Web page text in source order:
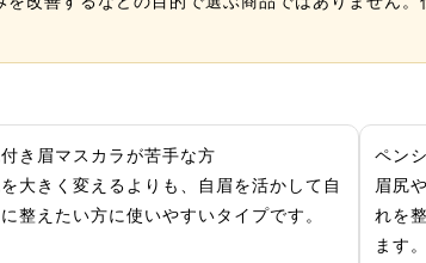
き眉マスカラが苦手な方
大きく変えるよりも、自眉を活かして自
整えたい方に使いやすいタイプです。
ペン
眉尻
れを
ます。